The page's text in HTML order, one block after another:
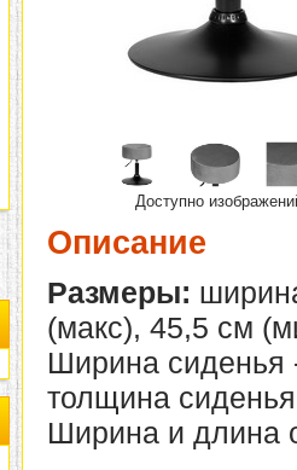
Доступно
Описание
Размеры:
(макс), 45,5 см
Ширина сиденья
толщина
Ширина и длина